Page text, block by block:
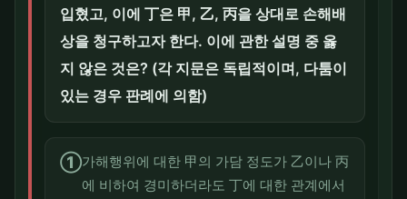
입혔고, 이에 丁은 甲, 乙, 丙을 상대로 손해배
상을 청구하고자 한다. 이에 관한 설명 중 옳
지 않은 것은? (각 지문은 독립적이며, 다툼이
있는 경우 판례에 의함)
①가해행위에 대한 甲의 가담 정도가 乙이나 丙
에 비하여 경미하더라도 丁에 대한 관계에서